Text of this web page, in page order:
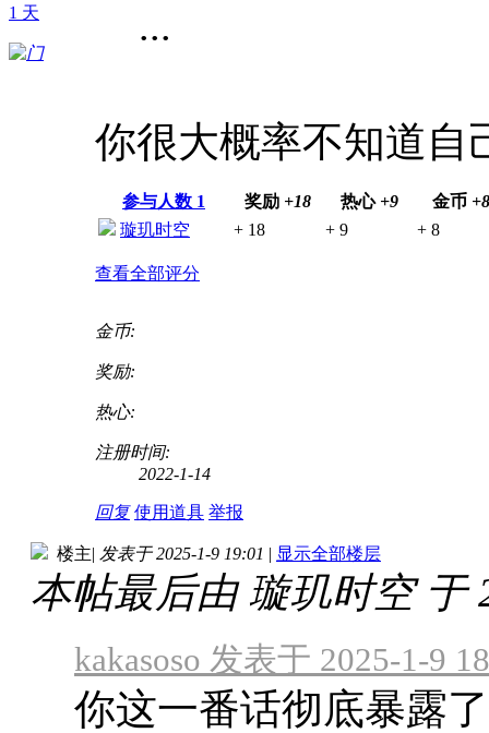
1 天
...
你很大概率不知道自
参与人数 1 奖励 +18 热心 +9 金币 +8
璇玑时空
+ 18 + 9 + 8
查看全部评分
金币:
奖励:
热心:
注册时间:
2022-1-14
回复 使用道具 举报
楼主| 发表于 2025-1-9 19:01 | 显示全部楼层
本帖最后由 璇玑时空 于
kakasoso 发表于 2025-1-9
你这一番话彻底暴露